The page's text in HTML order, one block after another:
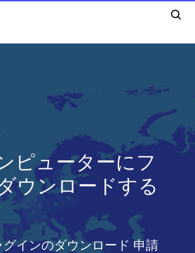
ピューターにフ
ウンロードする
インのダウンロード 申請